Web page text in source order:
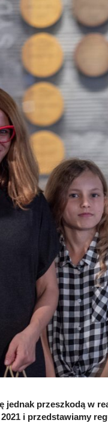
jednak przeszkodą w
i przedstawiamy